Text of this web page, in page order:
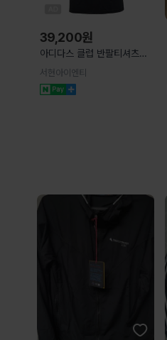
39,200원
아디다스 클럽 반팔티셔츠
JF8502
서현아이엔티